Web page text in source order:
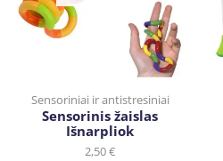
Sensoriniai ir antistresiniai
Sensorinis žaislas
Išnarpliok
2,50€